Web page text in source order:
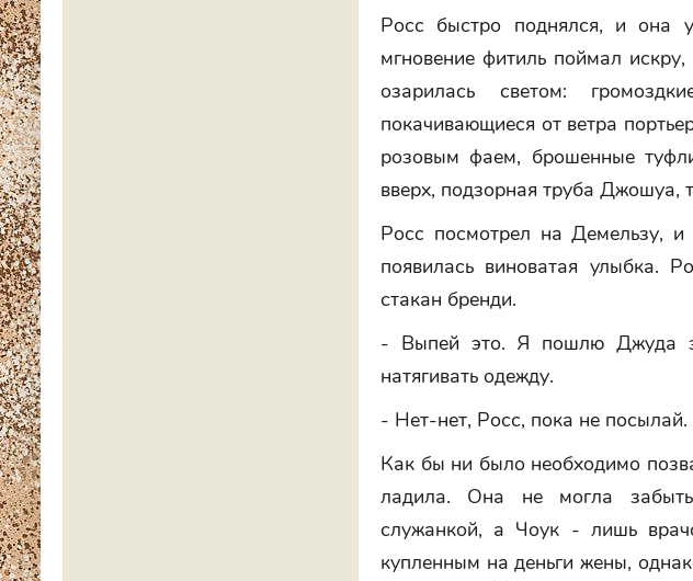
Росс быстро поднялся, и она
мгновение фитиль поймал
озарилась светом:
покачивающиеся от ветра
розовым фаем, брошенные
вверх, подзорная труба Джошуа,
Росс посмотрел на Демельзу,
появилась виноватая улыбка.
стакан бренди.
- Выпей это. Я пошлю Джуда
натягивать одежду.
- Нет-нет, Росс, пока не
Как бы ни было необходимо
ладила. Она не могла
служанкой, а Чоук - лишь
купленным на деньги жены,